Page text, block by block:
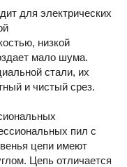
для электрических
низкой
мало шума.
стали, их
и чистый срез.
пил с
цепи имеют
Цепь отличается